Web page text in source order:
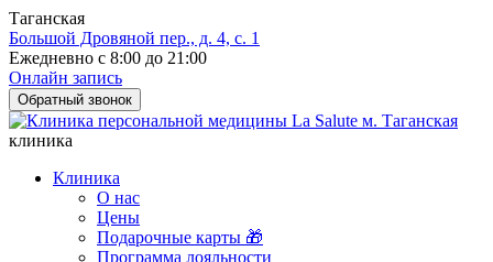
Таганская
Большой Дровяной пер., д. 4, с. 1
Ежедневно с 8:00 до 21:00
Онлайн запись
Обратный звонок
клиника
Клиника
О нас
Цены
Подарочные карты 🎁
Программа лояльности